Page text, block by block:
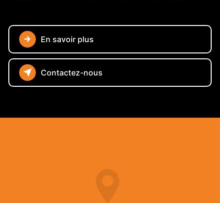
En savoir plus
Contactez-nous